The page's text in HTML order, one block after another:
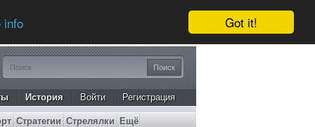
Got it!
info
История Войти Регистрация
Стратегии Стрелялки Ещё